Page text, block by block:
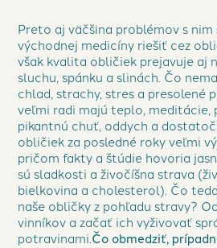
Preto aj väčšina problémov s nim
východnej medicíny riešiť cez
však kvalita obličiek prejavuje aj
sluchu, spánku a slinách. Čo
chlad, strachy, stres a presolené
veľmi radi majú teplo, meditácie,
pikantnú chuť, oddych a
obličiek za posledné roky veľmi
pričom fakty a štúdie hovoria
sú sladkosti a živočíšna strava
bielkovina a cholesterol). Čo
naše obličky z pohľadu stravy?
vinníkov a začať ich vyživovať
potravinami.Čo obmedziť,